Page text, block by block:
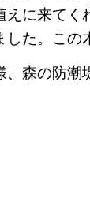
えに来て
した。この
、森の防潮